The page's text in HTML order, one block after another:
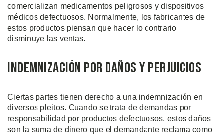
comercializan medicamentos peligrosos y dispositivos
médicos defectuosos. Normalmente, los fabricantes de
estos productos piensan que hacer lo contrario
disminuye las ventas.
Indemnización por Daños y Perjuicios
Ciertas partes tienen derecho a una indemnización en
diversos pleitos. Cuando se trata de demandas por
responsabilidad por productos defectuosos, estos daños
son la suma de dinero que el demandante reclama como